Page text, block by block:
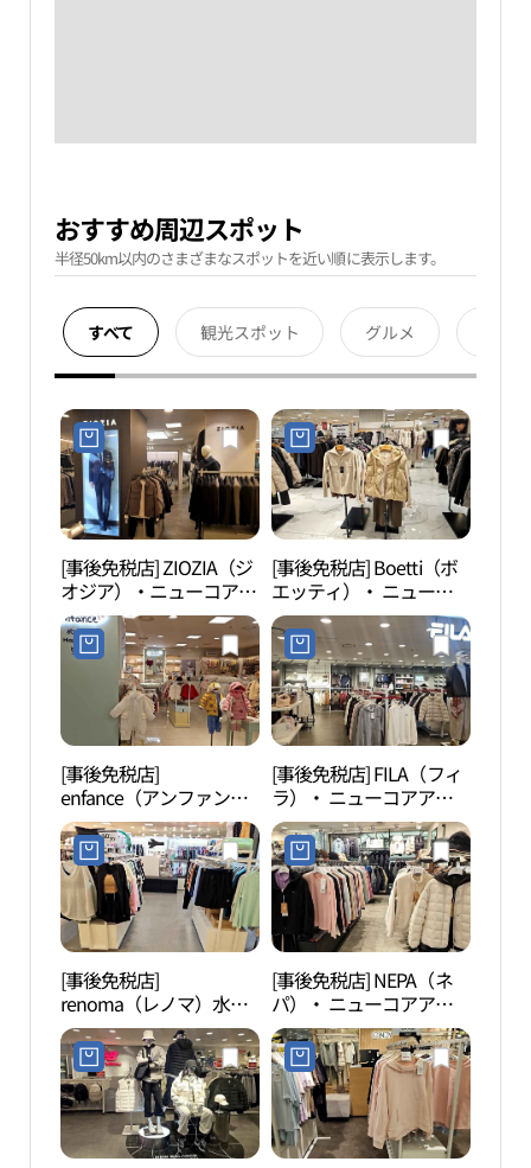
おすすめ周辺スポット
半径50km以内のさまざまなスポットを近い順に表示します。
すべて 観光スポット グルメ
[事後免税店] ZIOZIA（ジ
オジア）・ニューコアア
ウトレット・ピョンチョ
ン（坪村）店 (지오지아
뉴코아아울렛 평촌점)
[事後免税店] Boetti（ボ
エッティ）・ ニューコ
アアウトレットピョンチ
ョン（坪村）店(보에띠
뉴코아아울렛 평촌점)
[事後免税店]
enfance（アンファン
ス）・ ニューコアアウ
トレットピョンチョン
（坪村）店(앙팡스 뉴코
아아울렛 평촌점)
[事後免税店] FILA（フィ
ラ）・ ニューコアアウ
トレットピョンチョン
（坪村）店(휠라 뉴코아
아울렛 평촌점)
[事後免税店]
renoma（レノマ）水
着・ ニューコアアウト
レットピョンチョン（坪
村）店(레노마수영복 뉴
코아아울렛 평촌점)
[事後免税店] NEPA（ネ
パ）・ ニューコアアウ
トレットピョンチョン
（坪村）店(네파 뉴코아
아울렛 평촌점)